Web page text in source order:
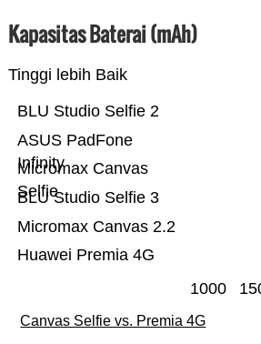
Kapasitas Baterai (mAh)
Tinggi lebih Baik
Huawei Premia 4G
Micromax Canvas 2.2
BLU Studio Selfie 3
Micromax Canvas
Selfie
ASUS PadFone
Infinity
BLU Studio Selfie 2
1000
Canvas Selfie vs. Premia 4G